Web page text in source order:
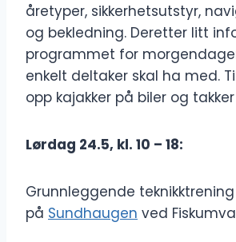
åretyper, sikkerhetsutstyr,
og bekledning. Deretter litt
programmet for
enkelt deltaker skal ha med.
opp kajakker på biler og
Lørdag 24.5, kl. 10 – 18:
Grunnleggende teknikktrening
på Sundhaugen ved